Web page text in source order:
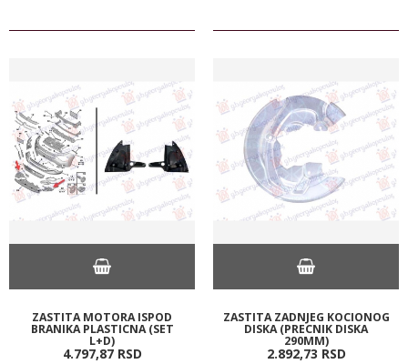
ZASTITA MOTORA ISPOD
BRANIKA PLASTICNA (SET
L+D)
4.797,87 RSD
ZASTITA ZADNJEG KOCIONOG
DISKA (PRECNIK DISKA
290MM)
2.892,73 RSD